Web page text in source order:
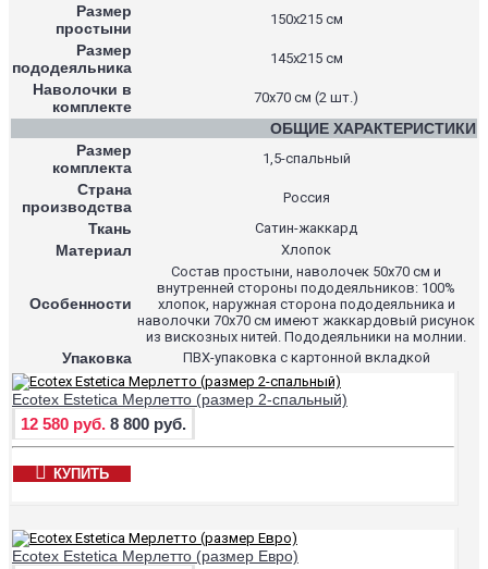
Размер
простыни
150х215 см
Размер
пододеяльника
145х215 см
Наволочки в
комплекте
70х70 см (2 шт.)
ОБЩИЕ ХАРАКТЕРИСТИКИ
Размер
комплекта
1,5-спальный
Страна
производства
Россия
Ткань Сатин-жаккард
Материал Хлопок
Особенности
Состав простыни, наволочек 50х70 см и
внутренней стороны пододеяльников: 100%
хлопок, наружная сторона пододеяльника и
наволочки 70х70 см имеют жаккардовый рисунок
из вискозных нитей. Пододеяльники на молнии.
Упаковка ПВХ-упаковка с картонной вкладкой
Ecotex Estetica Мерлетто (размер 2-спальный)
12 580 руб. 8 800 руб.
КУПИТЬ
Ecotex Estetica Мерлетто (размер Евро)